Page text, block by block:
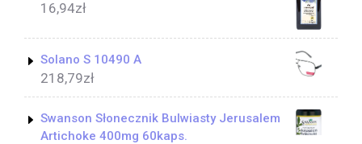
16,94zł
Solano S 10490 A
218,79zł
Swanson Słonecznik Bulwiasty Jerusalem
Artichoke 400mg 60kaps.